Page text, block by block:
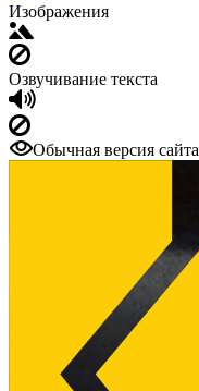
Изображения
Озвучивание текста
Обычная версия сайта